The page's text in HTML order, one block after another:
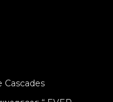
Cascades